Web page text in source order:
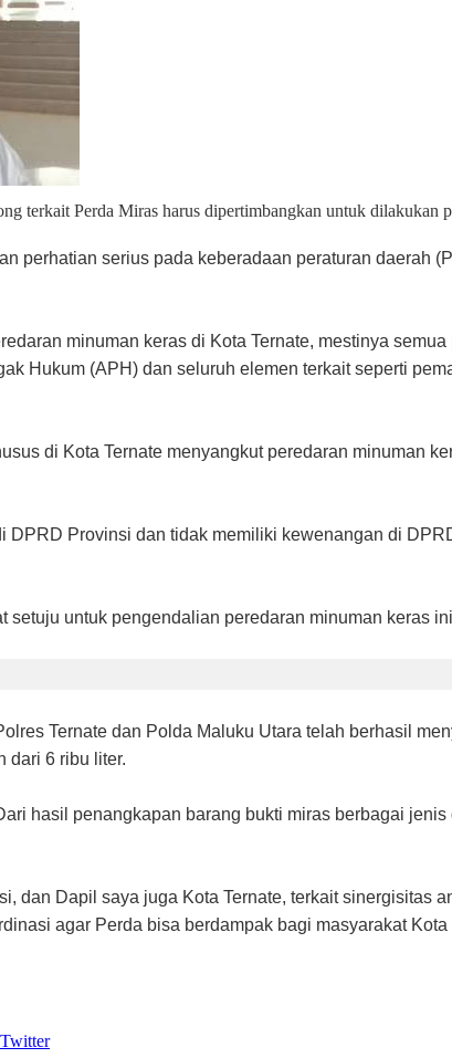
terkait Perda Miras harus dipertimbangkan untuk dilakukan
perhatian serius pada keberadaan peraturan daerah
minuman keras di Kota Ternate, mestinya
Hukum (APH) dan seluruh elemen terkait seperti
di Kota Ternate menyangkut peredaran minuman
Provinsi dan tidak memiliki kewenangan di
untuk pengendalian peredaran minuman keras
Ternate dan Polda Maluku Utara telah berhasil
dari 6 ribu liter.
hasil penangkapan barang bukti miras berbagai
dan Dapil saya juga Kota Ternate, terkait sinergisitas
agar Perda bisa berdampak bagi masyarakat Kota
Twitter